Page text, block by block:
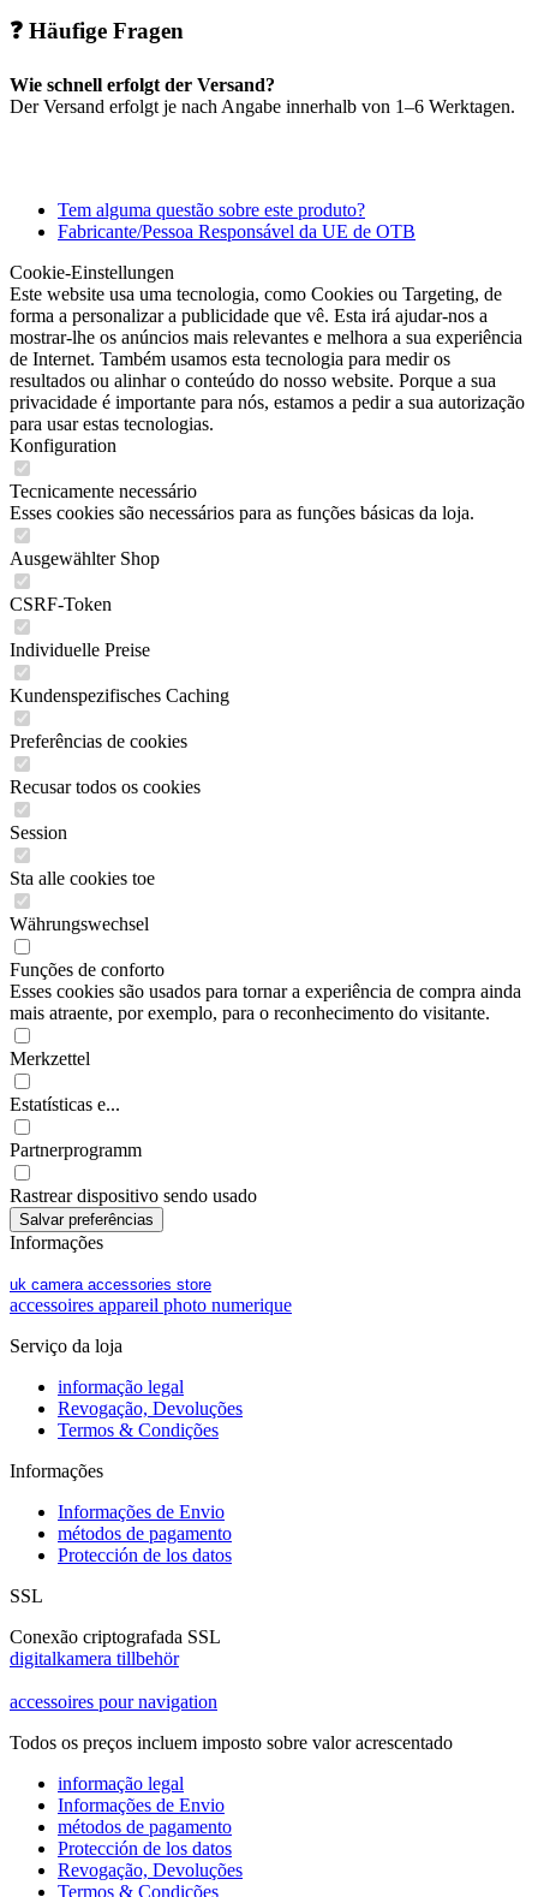
❓ Häufige Fragen
Wie schnell erfolgt der Versand?
Der Versand erfolgt je nach Angabe innerhalb von 1–6 Werktagen.
Tem alguma questão sobre este produto?
Fabricante/Pessoa Responsável da UE de OTB
Cookie-Einstellungen
Este website usa uma tecnologia, como Cookies ou Targeting, de
forma a personalizar a publicidade que vê. Esta irá ajudar-nos a
mostrar-lhe os anúncios mais relevantes e melhora a sua experiência
de Internet. Também usamos esta tecnologia para medir os
resultados ou alinhar o conteúdo do nosso website. Porque a sua
privacidade é importante para nós, estamos a pedir a sua autorização
para usar estas tecnologias.
Konfiguration
Tecnicamente necessário
Esses cookies são necessários para as funções básicas da loja.
Ausgewählter Shop
CSRF-Token
Individuelle Preise
Kundenspezifisches Caching
Preferências de cookies
Recusar todos os cookies
Session
Sta alle cookies toe
Währungswechsel
Funções de conforto
Esses cookies são usados para tornar a experiência de compra ainda
mais atraente, por exemplo, para o reconhecimento do visitante.
Merkzettel
Estatísticas e...
Partnerprogramm
Rastrear dispositivo sendo usado
Informações
uk camera accessories store
accessoires appareil photo numerique
Serviço da loja
informação legal
Revogação, Devoluções
Termos & Condições
Informações
Informações de Envio
métodos de pagamento
Protección de los datos
SSL
Conexão criptografada SSL
digitalkamera tillbehör
accessoires pour navigation
Todos os preços incluem imposto sobre valor acrescentado
informação legal
Informações de Envio
métodos de pagamento
Protección de los datos
Revogação, Devoluções
Termos & Condições